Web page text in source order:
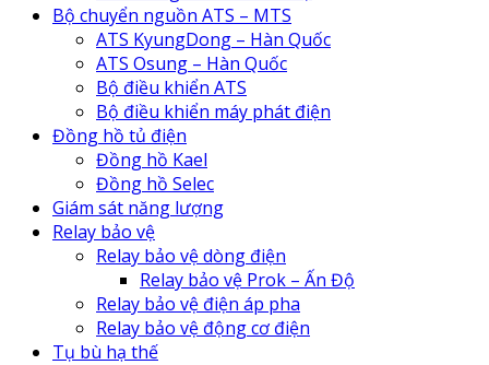
Bộ chuyển nguồn ATS – MTS
ATS KyungDong – Hàn Quốc
ATS Osung – Hàn Quốc
Bộ điều khiển ATS
Bộ điều khiển máy phát điện
Đồng hồ tủ điện
Đồng hồ Kael
Đồng hồ Selec
Giám sát năng lượng
Relay bảo vệ
Relay bảo vệ dòng điện
Relay bảo vệ Prok – Ấn Độ
Relay bảo vệ điện áp pha
Relay bảo vệ động cơ điện
Tụ bù hạ thế